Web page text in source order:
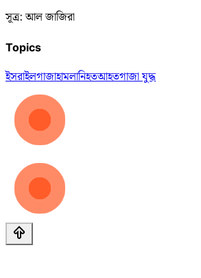
সূত্র: আল জাজিরা
Topics
ইসরাইলগাজাহামলানিহতআহতগাজা যুদ্ধ